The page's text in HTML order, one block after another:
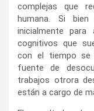
complejas que
humana. Si
inicialmente
cognitivos que
con el tiempo se
fuente de
trabajos otrora
están a cargo de